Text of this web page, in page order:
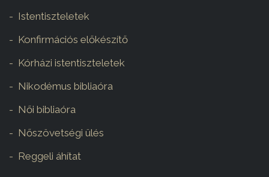
Istentiszteletek
Konfirmációs előkészítő
Kórházi istentiszteletek
Nikodémus bibliaóra
Női bibliaóra
Nőszövetségi ülés
Reggeli áhítat